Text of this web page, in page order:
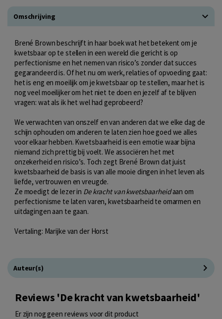
Omschrijving
Brené Brown beschrijft in haar boek wat het betekent om je
kwetsbaar op te stellen in een wereld die gericht is op
perfectionisme en het nemen van risico’s zonder dat succes
gegarandeerd is. Of het nu om werk, relaties of opvoeding gaat:
het is eng en moeilijk om je kwetsbaar op te stellen, maar het is
nog veel moeilijker om het niet te doen en jezelf af te blijven
vragen: wat als ik het wel had geprobeerd?
We verwachten van onszelf en van anderen dat we elke dag de
schijn ophouden om anderen te laten zien hoe goed we alles
voor elkaar hebben. Kwetsbaarheid is een emotie waar bijna
niemand zich prettig bij voelt. We associëren het met
onzekerheid en risico’s. Toch zegt Brené Brown dat juist
kwetsbaarheid de basis is van alle mooie dingen in het leven als
liefde, vertrouwen en vreugde.
Ze moedigt de lezer in De kracht van kwetsbaarheidaan om
perfectionisme te laten varen, kwetsbaarheid te omarmen en
uitdagingen aan te gaan.
Vertaling: Marijke van der Horst
Auteur(s)
Reviews 'De kracht van kwetsbaarheid'
Er zijn nog geen reviews voor dit product